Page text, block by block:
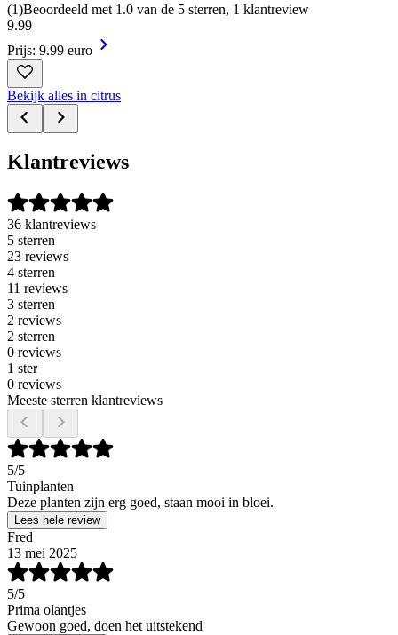
(1)Beoordeeld met 1.0 van de 5 sterren, 1 klantreview
9.99
Prijs: 9.99 euro
Bekijk alles in citrus
Klantreviews
36 klantreviews
5 sterren
23 reviews
4 sterren
11 reviews
3 sterren
2 reviews
2 sterren
0 reviews
1 ster
0 reviews
Meeste sterren klantreviews
5/5
Tuinplanten
Deze planten zijn erg goed, staan mooi in bloei.
Lees hele review
Fred
13 mei 2025
5/5
Prima olantjes
Gewoon goed, doen het uitstekend